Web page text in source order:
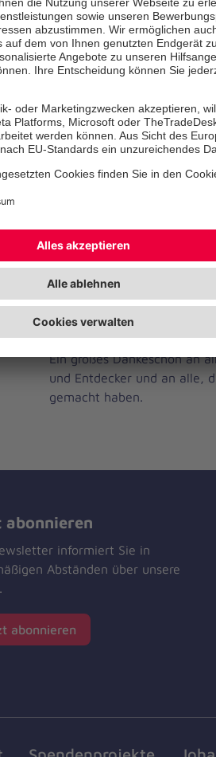
Unsere Kleinsten rasten mit
Wette, malten mit bunter
Die größeren Kinder
Rasierschaum und Farbe,
Tauziehen und Reifenrollen.
Besonders beliebt waren
die für viele strahlende
Ein großes Dankeschön an
und Entdecker und an alle,
gemacht haben.
abonnieren
informiert Sie in
Abständen über unsere
abonnieren